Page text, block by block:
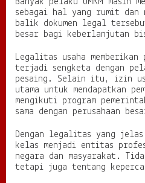
P
o
e
s
i
o
n
a
Banyak pelaku UMKM masih
sebagai hal yang rumit dan
balik dokumen legal
besar bagi keberlanjutan
Legalitas usaha
terjadi sengketa dengan
pesaing. Selain itu, izin
utama untuk mendapatkan
mengikuti program
sama dengan perusahaan
Dengan legalitas yang
kelas menjadi entitas
negara dan masyarakat.
tetapi juga tentang